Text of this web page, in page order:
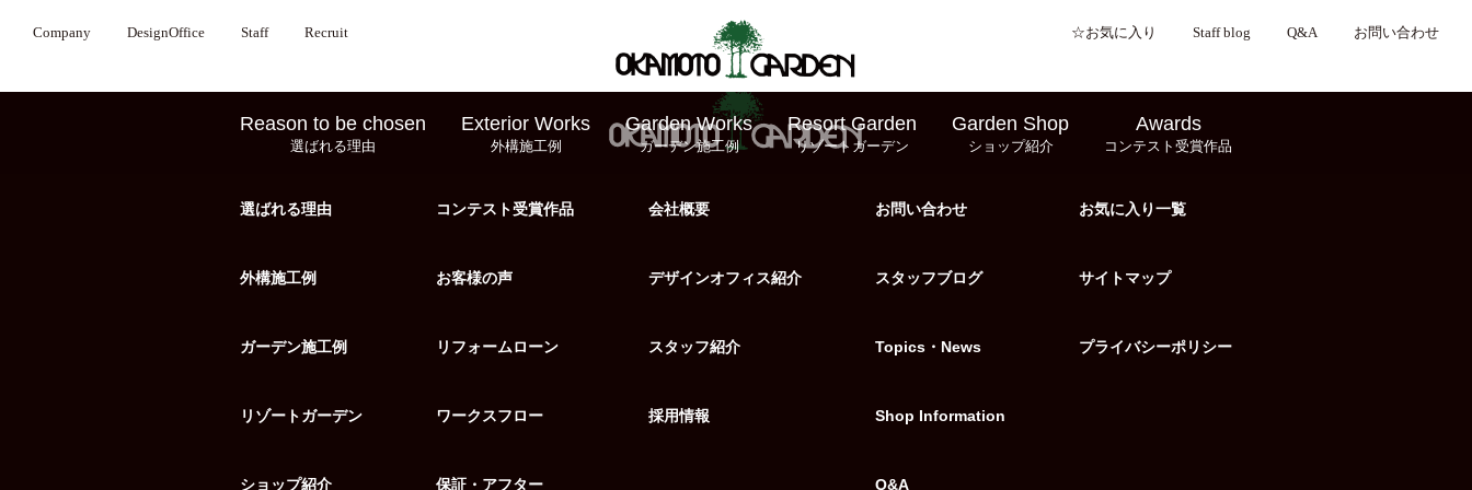
Company DesignOffice Staff Recruit ☆お気に入り Staff blog Q&A お問い合わせ
Reason to be chosen
選ばれる理由
Exterior Works
外構施工例
Garden Works
ガーデン施工例
Resort Garden
リゾートガーデン
Garden Shop
ショップ紹介
Awards
コンテスト受賞作品
選ばれる理由
外構施工例
ガーデン施工例
リゾートガーデン
ショップ紹介
コンテスト受賞作品
お客様の声
リフォームローン
ワークスフロー
保証・アフター
会社概要
デザインオフィス紹介
スタッフ紹介
採用情報
お問い合わせ
スタッフブログ
Topics・News
Shop Information
Q&A
お気に入り一覧
サイトマップ
プライバシーポリシー